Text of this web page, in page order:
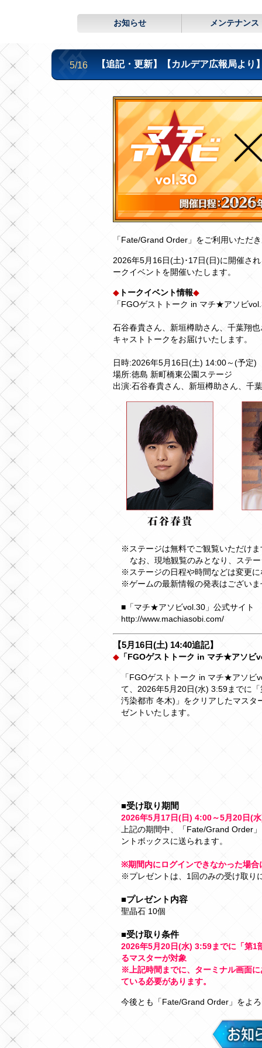
お知らせ メンテナンス
5/16 【追記・更新】【カルデア広報局よ
「Fate/Grand Order」をご利用いただ
2026年5月16日(土)･17日(日)に開催さ
ークイベントを開催いたします。
◆ トークイベント情報◆
「FGOゲストトーク in マチ★アソビ
石谷春貴さん、新垣樽助さん、千葉翔
キャストトークをお届けいたします。
日時:2026年5月16日(土) 14:00～(予定)
場所:徳島 新町橋東公園ステージ
出演:石谷春貴さん、新垣樽助さん、千
※ステージは無料でご観覧いただけま
なお、現地観覧のみとなり、ステ
※ステージの日程や時間などは変更
※ゲームの最新情報の発表はございま
■「マチ★アソビvol.30」公式サイト
http://www.machiasobi.com/
【5月16日(土) 14:40追記】
◆ 「FGOゲストトーク in マチ★アソビ
「FGOゲストトーク in マチ★アソビ
て、2026年5月20日(水) 3:59までに
汚染都市 冬木)」をクリアしたマスタ
ゼントいたします。
■受け取り期間
2026年5月17日(日) 4:00～5月20日(
上記の期間中、「Fate/Grand Order
ントボックスに送られます。
※期間内にログインできなかった場
※プレゼントは、1回のみの受け取り
■プレゼント内容
聖晶石 10個
■受け取り条件
2026年5月20日(水) 3:59までに「第1
るマスターが対象
※上記時間までに、ターミナル画面
ている必要があります。
今後とも「Fate/Grand Order」をよ